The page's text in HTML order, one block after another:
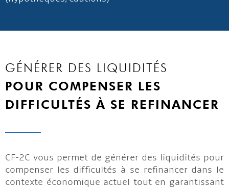
GÉNÉRER DES LIQUIDITÉS
POUR COMPENSER LES
DIFFICULTÉS À SE REFINANCER
CF-2C vous permet de générer des liquidités pour
compenser les difficultés à se refinancer dans le
contexte économique actuel tout en garantissant